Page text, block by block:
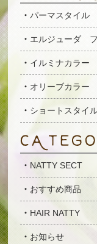
パーマスタイル
エルジューダ フ
イルミナカラー
オリーブカラー
ショートスタイ
NATTY SECT
おすすめ商品
HAIR NATTY
お知らせ